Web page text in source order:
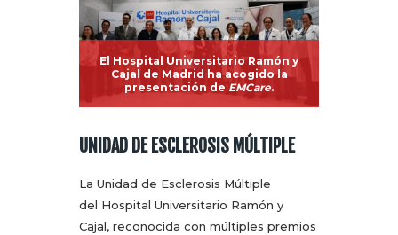
El Hospital Universitario Ramón y
Cajal de Madrid ha acogido la
presentación de EMCare.
UNIDAD DE ESCLEROSIS MÚLTIPLE
La Unidad de Esclerosis Múltiple
del Hospital Universitario Ramón y
Cajal, reconocida con múltiples premios